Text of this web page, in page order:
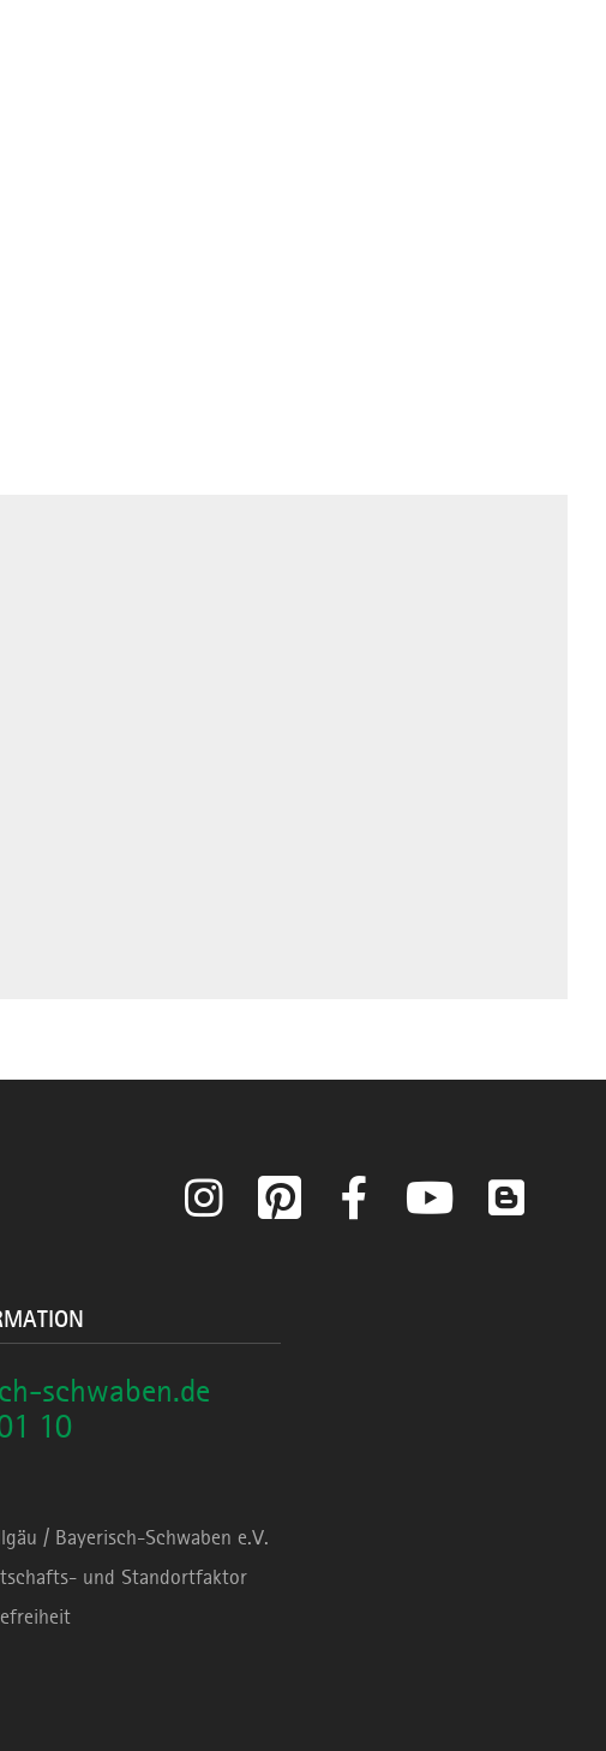
Instagram Pinterest Facebook YouTube
schwaben.de
10
/ Bayerisch-Schwaben e.V.
und Standortfaktor